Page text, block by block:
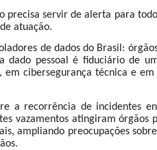
precisa servir de alerta para
atuação.
de dados do Brasil:
dado pessoal é fiduciário de
em cibersegurança técnica e
a recorrência de incidentes
vazamentos atingiram órgãos
ampliando preocupações